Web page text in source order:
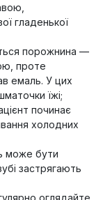
гладенької
порожнина —
проте
емаль. У цих
їжі;
починає
холодних
може бути
застрягають